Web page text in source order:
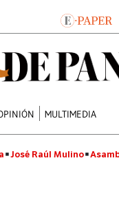
MULTIMEDIA
José Raúl Mulino